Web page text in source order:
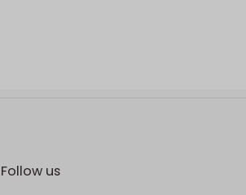
Follow us